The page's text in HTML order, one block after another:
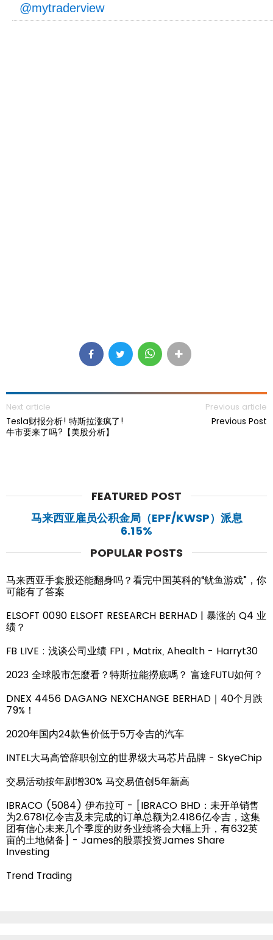
@mytraderview
Next article
Tesla财报分析! 特斯拉涨疯了!
牛市要来了吗?【美股分析】
Previous article
Previous Post
FEATURED POST
马来西亚雇员公积金局（EPF/KWSP）派息
6.15%
POPULAR POSTS
马来西亚手套股还能翻身吗？看完中国英科的“鱿鱼游戏”，你
可能有了答案
ELSOFT 0090 ELSOFT RESEARCH BERHAD | 暴涨的 Q4 业
绩？
FB LIVE : 浅谈公司业绩 FPI，Matrix, Ahealth - Harryt30
2023 全球股市怎麼看？特斯拉能撈底嗎？ 富途FUTU如何？
DNEX 4456 DAGANG NEXCHANGE BERHAD｜40个月跌
79%！
2020年国内24款售价低于5万令吉的汽车
INTEL大马高管辞职创立的世界级大马芯片品牌 - SkyeChip
交易活动按年剧增30% 马交易值创5年新高
IBRACO (5084) 伊布拉可 - [IBRACO BHD：未开单销售
为2.6781亿令吉及未完成的订单总额为2.4186亿令吉，这集
团有信心未来几个季度的财务业绩将会大幅上升，有632英
亩的土地储备] - James的股票投资James Share
Investing
Trend Trading